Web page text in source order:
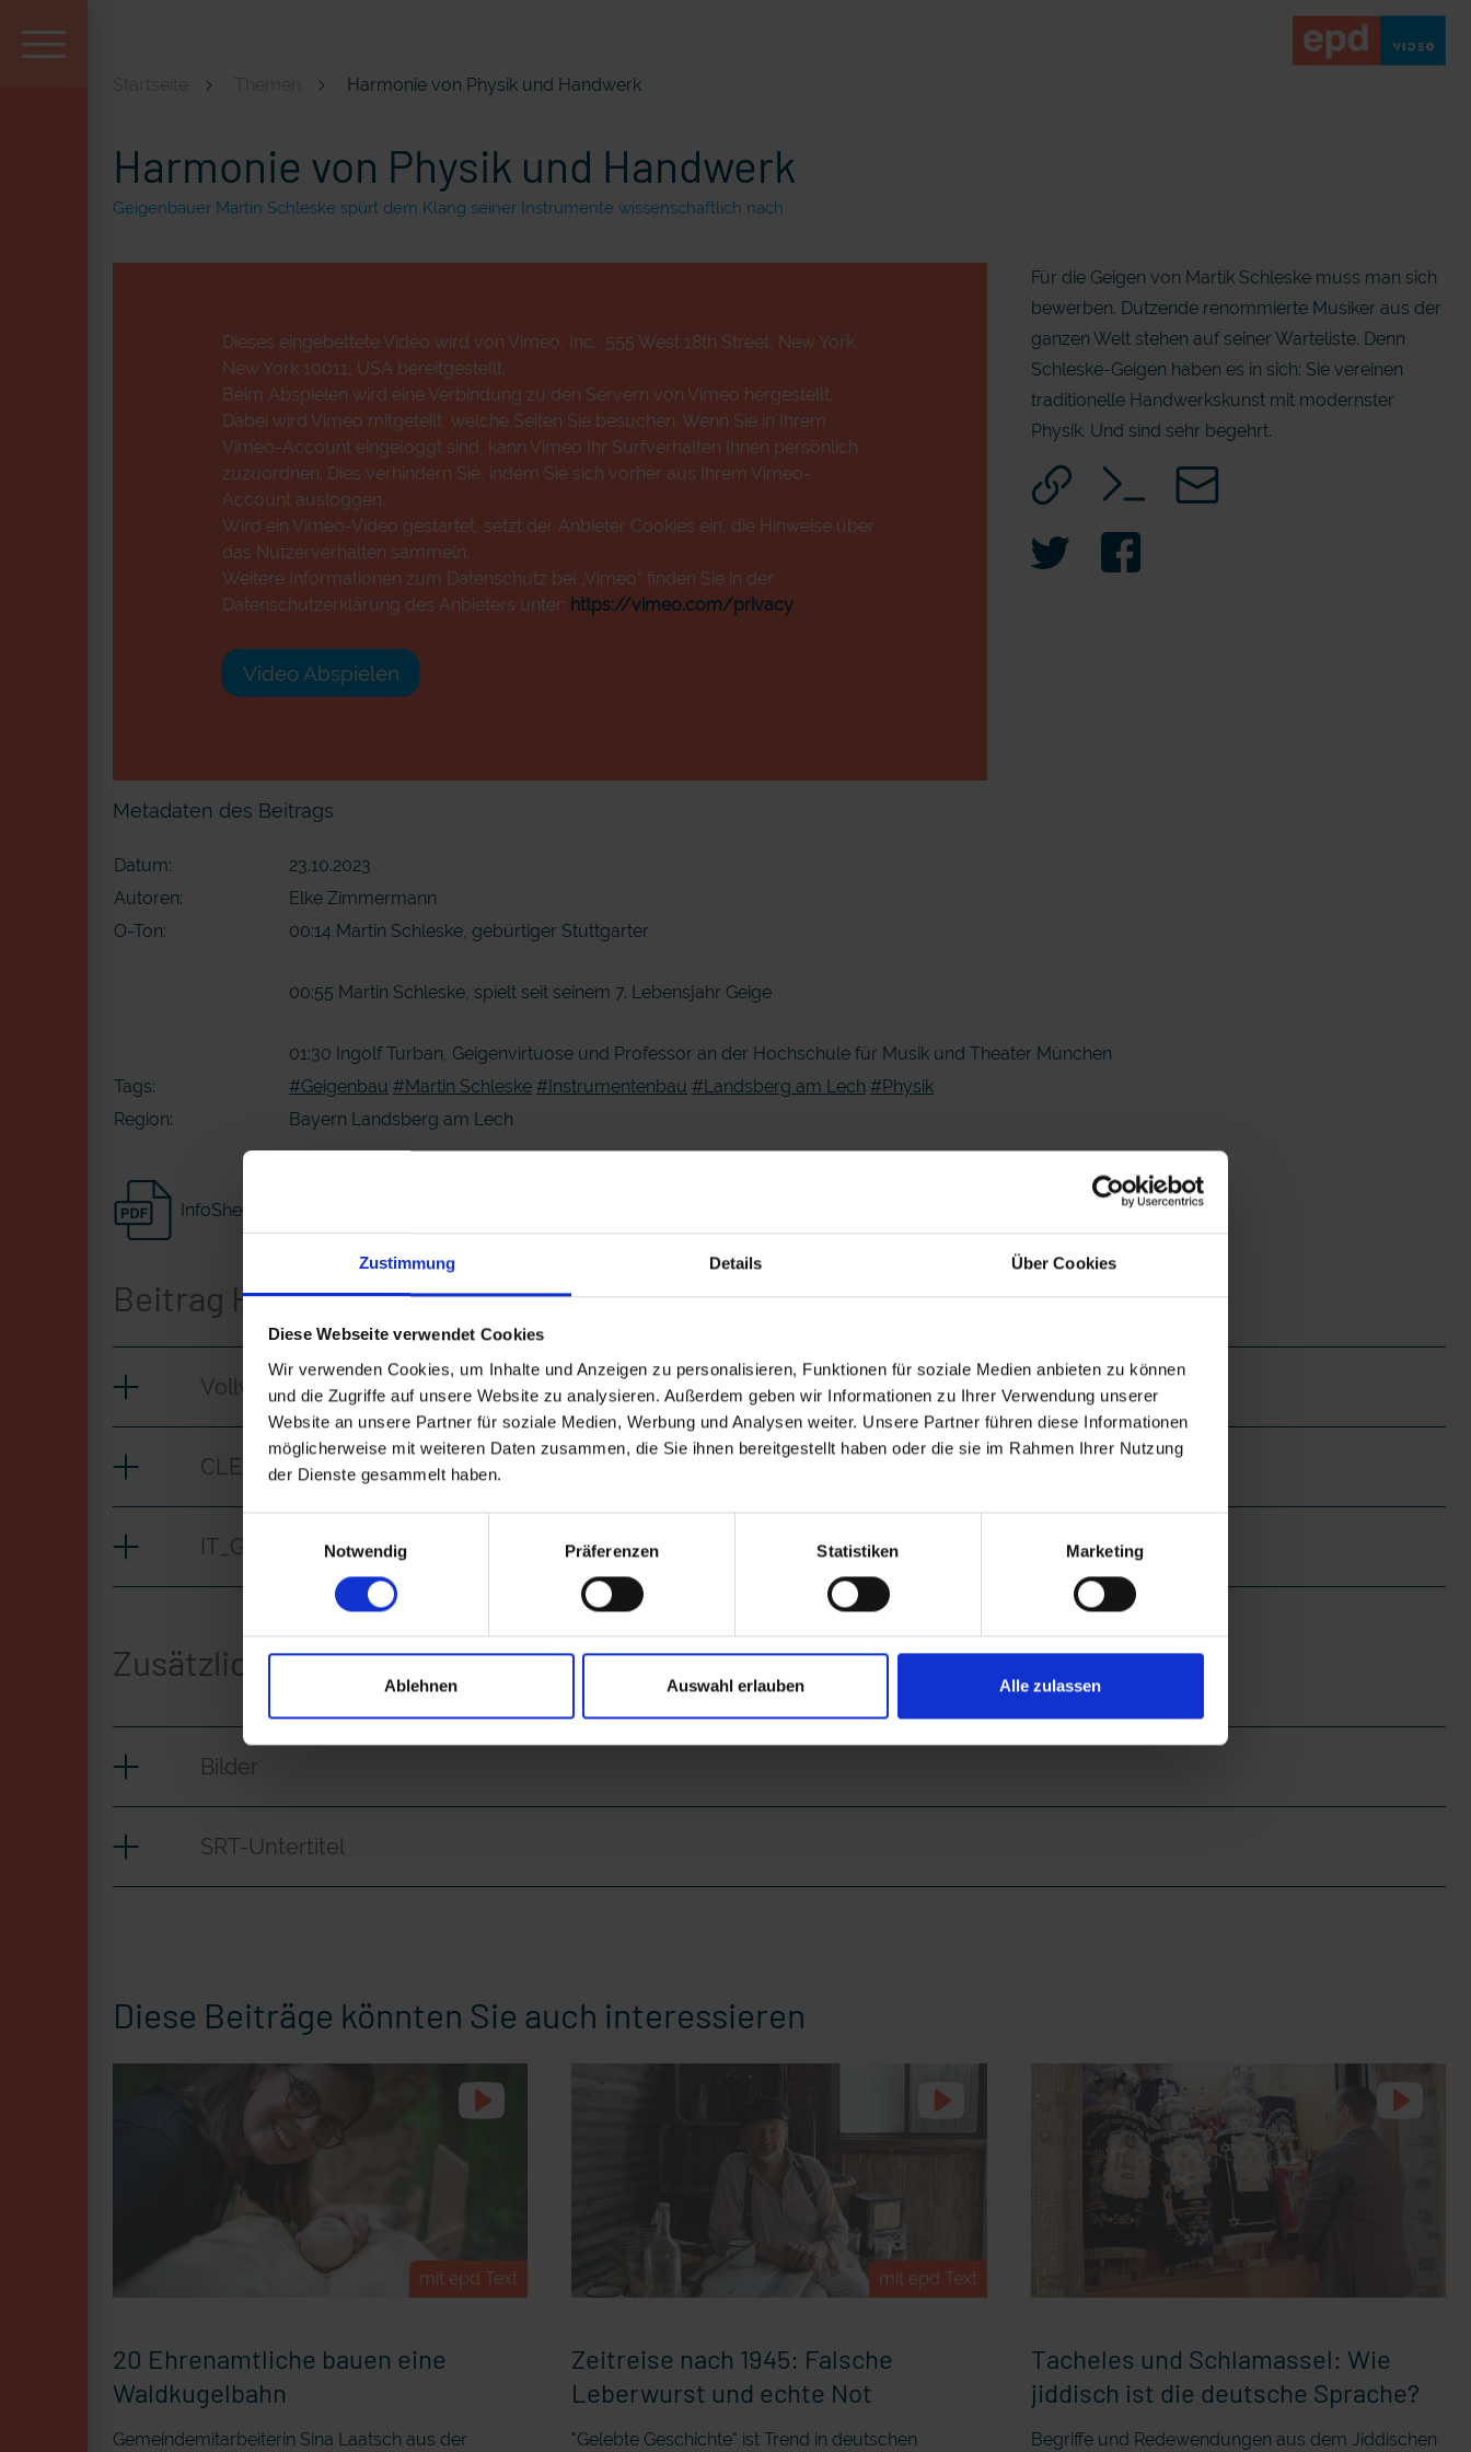
Zustimmung Details Über Cookies
Diese Webseite verwendet Cookies
Wir verwenden Cookies, um Inhalte und Anzeigen zu personalisieren, Funktionen für soziale Medien anbieten zu können
und die Zugriffe auf unsere Website zu analysieren. Außerdem geben wir Informationen zu Ihrer Verwendung unserer
Website an unsere Partner für soziale Medien, Werbung und Analysen weiter. Unsere Partner führen diese Informationen
möglicherweise mit weiteren Daten zusammen, die Sie ihnen bereitgestellt haben oder die sie im Rahmen Ihrer Nutzung
der Dienste gesammelt haben.
Notwendig
Präferenzen Statistiken Marketing
Ablehnen Auswahl erlauben Alle zulassen
Harmonie von Physik und Handwerk
Harmonie von Physik und Handwerk
Geigenbauer Martin Schleske spürt dem Klang seiner Instrumente wissenschaftlich nach
Dieses eingebettete Video wird von Vimeo, Inc., 555 West 18th Street, New York,
New York 10011, USA bereitgestellt.
Beim Abspielen wird eine Verbindung zu den Servern von Vimeo hergestellt.
Dabei wird Vimeo mitgeteilt, welche Seiten Sie besuchen. Wenn Sie in Ihrem
Vimeo-Account eingeloggt sind, kann Vimeo Ihr Surfverhalten Ihnen persönlich
zuzuordnen. Dies verhindern Sie, indem Sie sich vorher aus Ihrem Vimeo-
Account ausloggen.
Wird ein Vimeo-Video gestartet, setzt der Anbieter Cookies ein, die Hinweise über
das Nutzerverhalten sammeln.
Weitere Informationen zum Datenschutz bei „Vimeo“ finden Sie in der
Datenschutzerklärung des Anbieters unter: https://vimeo.com/privacy
Video Abspielen
Für die Geigen von Martik Schleske muss man sich
bewerben. Dutzende renommierte Musiker aus der
ganzen Welt stehen auf seiner Warteliste. Denn
Schleske-Geigen haben es in sich: Sie vereinen
traditionelle Handwerkskunst mit modernster
Physik. Und sind sehr begehrt.
Metadaten des Beitrags
Datum:
23.10.2023
Autoren:
Elke Zimmermann
O-Ton:
00:14 Martin Schleske, gebürtiger Stuttgarter
00:55 Martin Schleske, spielt seit seinem 7. Lebensjahr Geige
01:30 Ingolf Turban, Geigenvirtuose und Professor an der Hochschule für Musik und Theater München
Tags:
#Geigenbau #Martin Schleske #Instrumentenbau #Landsberg am Lech #Physik
Region:
Bayern Landsberg am Lech
InfoSheet
Beitrag Herunterladen
Vollversion
CLEAN_Geigenbauer
IT_Geigenbauer
Zusätzliches Material
Bilder
SRT-Untertitel
Diese Beiträge könnten Sie auch interessieren
mit epd Text
20 Ehrenamtliche bauen eine
Waldkugelbahn
Gemeindemitarbeiterin Sina Laatsch aus der
mit epd Text
Zeitreise nach 1945: Falsche
Leberwurst und echte Not
"Gelebte Geschichte" ist Trend in deutschen
Tacheles und Schlamassel: Wie
jiddisch ist die deutsche Sprache?
Begriffe und Redewendungen aus dem Jiddischen